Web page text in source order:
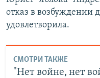
отказ в возбуждении
удовлетворила.
СМОТРИ ТАКЖЕ
"Нет войне, нет